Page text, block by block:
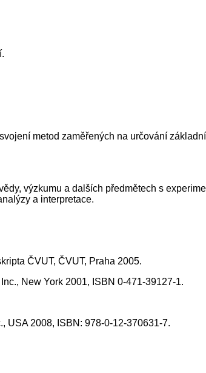
metod zaměřených na určování
výzkumu a dalších předmětech s
a interpretace.
ČVUT, ČVUT, Praha 2005.
New York 2001, ISBN 0-471-39127-1.
USA 2008, ISBN: 978-0-12-370631-7.